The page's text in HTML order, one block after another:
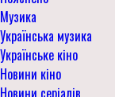
Музика
Українська музика
Українське кіно
Новини кіно
Новини серіалів